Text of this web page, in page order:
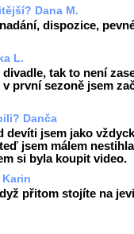
Dana M.
dispozice,
L.
tak to není
první sezoně jsem
Danča
devíti jsem jako
jsem málem nestihla
si byla koupit video.
přitom stojíte na